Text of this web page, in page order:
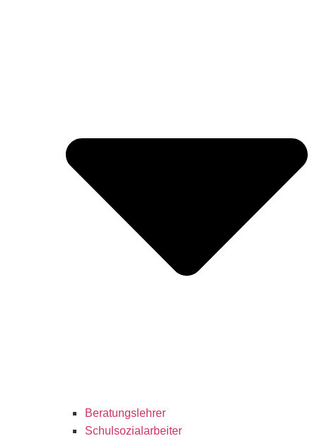
Beratungslehrer
Schulsozialarbeiter